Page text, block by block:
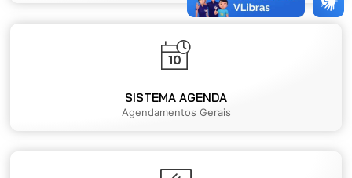
SISTEMA AGENDA
Agendamentos Gerais